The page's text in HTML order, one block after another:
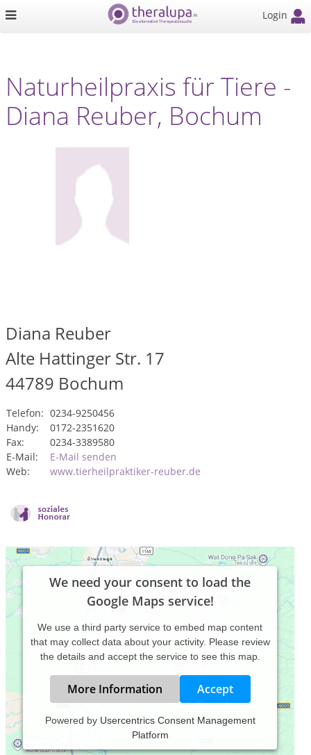
Login
Naturheilpraxis für Tiere -
Diana Reuber, Bochum
Diana Reuber
Alte Hattinger Str. 17
44789 Bochum
Telefon: 0234-9250456
Handy:
0172-2351620
Fax:
0234-3389580
E-Mail:
E-Mail senden
Web:
www.tierheilpraktiker-reuber.de
We need your consent to load the
Google Maps service!
We use a third party service to embed map content
that may collect data about your activity. Please review
the details and accept the service to see this map.
More Information Accept
Powered by Usercentrics Consent Management
Platform
Naturheilpraxis für Kleintiere seit 1997 - Homöopathie -
Akupunktur - Physiotherapie